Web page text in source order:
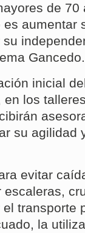
de
aumentar
Gancedo.
inicial
los
su agilidad
evitar
transporte
la